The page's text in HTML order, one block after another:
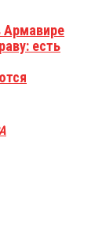
Армавире
есть